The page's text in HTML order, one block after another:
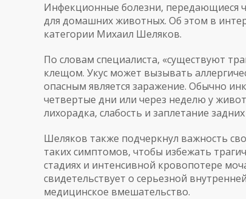
Инфекционные болезни, передающиеся
для домашних животных. Об этом в
категории Михаил Шеляков.
По словам специалиста, «существуют
клещом. Укус может вызывать
опасным является заражение. Обычно
четвертые дни или через неделю у
лихорадка, слабость и заплетание
Шеляков также подчеркнул важность
таких симптомов, чтобы избежать
стадиях и интенсивной кровопотере
свидетельствует о серьезной
медицинское вмешательство.